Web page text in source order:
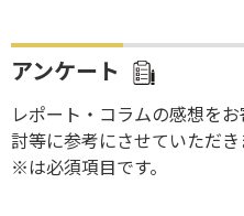
アンケート
レポート・コラムの感想を
討等に参考にさせていただき
※は必須項目です。